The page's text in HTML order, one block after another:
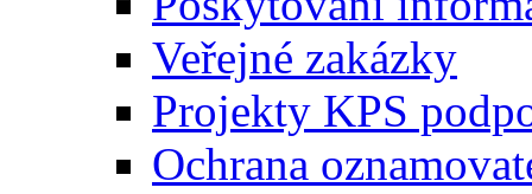
Veřejné zakázky
Projekty KPS
Ochrana